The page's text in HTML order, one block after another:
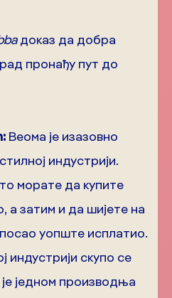
доказ да добра
пронађу пут до
Веома је изазовно
индустрији.
морате да купите
а затим и да шијете на
уопште исплатио.
индустрији скупо се
једном производња